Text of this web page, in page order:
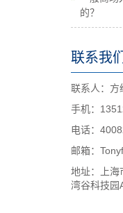
的？
联系我们
联系人：方
手机：
电话：
邮箱：
地址：上海
湾谷科技园